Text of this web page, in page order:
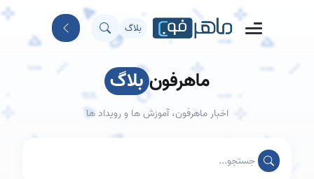
بلاگ
ماهرفون بلاگ
اخبار ماهرفون، آموزش ها و رویداد ها